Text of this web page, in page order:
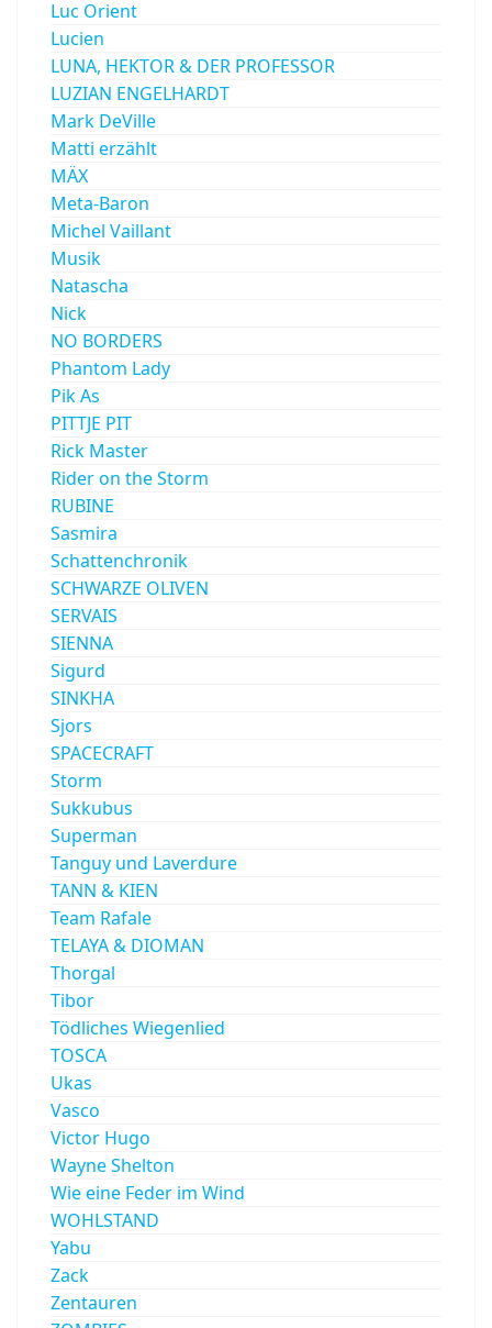
Luc Orient
Lucien
LUNA, HEKTOR & DER PROFESSOR
LUZIAN ENGELHARDT
Mark DeVille
Matti erzählt
MÄX
Meta-Baron
Michel Vaillant
Musik
Natascha
Nick
NO BORDERS
Phantom Lady
Pik As
PITTJE PIT
Rick Master
Rider on the Storm
RUBINE
Sasmira
Schattenchronik
SCHWARZE OLIVEN
SERVAIS
SIENNA
Sigurd
SINKHA
Sjors
SPACECRAFT
Storm
Sukkubus
Superman
Tanguy und Laverdure
TANN & KIEN
Team Rafale
TELAYA & DIOMAN
Thorgal
Tibor
Tödliches Wiegenlied
TOSCA
Ukas
Vasco
Victor Hugo
Wayne Shelton
Wie eine Feder im Wind
WOHLSTAND
Yabu
Zack
Zentauren